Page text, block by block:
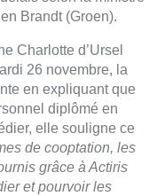
Brandt (Groen).
Charlotte d’Ursel
26 novembre, la
en expliquant que
diplômé en
elle souligne ce
de cooptation, les
grâce à Actiris
et pourvoir les